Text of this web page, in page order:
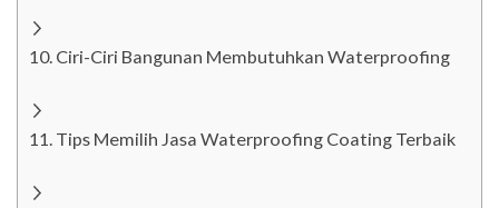
Ciri-Ciri Bangunan Membutuhkan Waterproofing
Tips Memilih Jasa Waterproofing Coating Terbaik